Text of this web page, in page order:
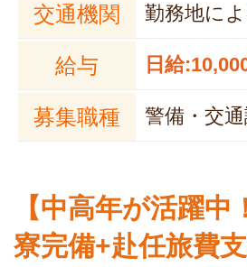
交通機関 勤務地に
給与 日給
募集職種 警備・交
【中高年が活躍
寮完備+赴任旅費